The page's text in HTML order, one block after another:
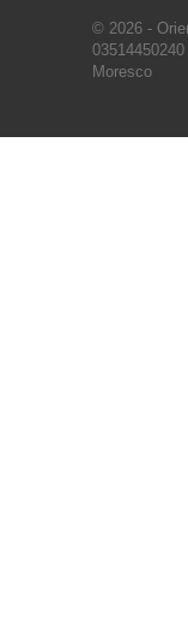
© 2026 -
Moresco